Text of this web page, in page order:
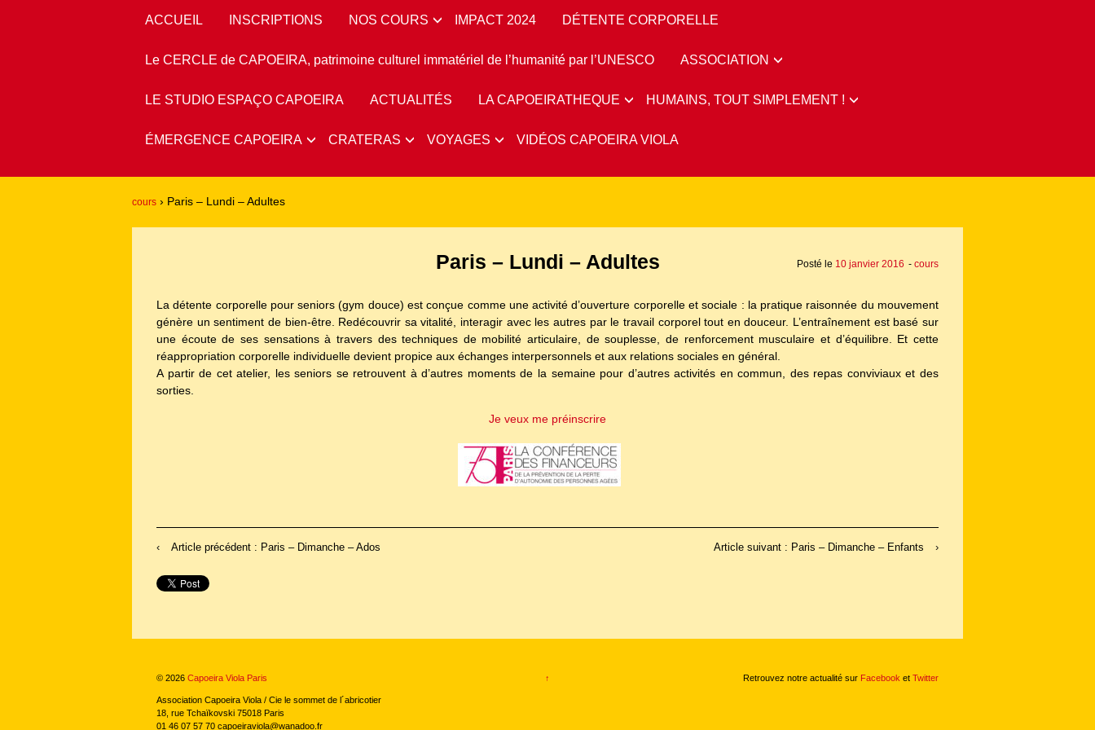
ACCUEIL INSCRIPTIONS NOS COURS IMPACT 2024 DÉTENTE CORPORELLE
Le CERCLE de CAPOEIRA, patrimoine culturel immatériel de l’humanité par l’UNESCO ASSOCIATION
LE STUDIO ESPAÇO CAPOEIRA ACTUALITÉS LA CAPOEIRATHEQUE HUMAINS, TOUT SIMPLEMENT !
ÉMERGENCE CAPOEIRA CRATERAS VOYAGES VIDÉOS CAPOEIRA VIOLA
cours › Paris – Lundi – Adultes
Paris – Lundi – Adultes Posté le 10 janvier 2016 - cours
La détente corporelle pour seniors (gym douce) est conçue comme une activité d’ouverture corporelle et sociale : la pratique raisonnée du mouvement
génère un sentiment de bien-être. Redécouvrir sa vitalité, interagir avec les autres par le travail corporel tout en douceur. L’entraînement est basé sur
une écoute de ses sensations à travers des techniques de mobilité articulaire, de souplesse, de renforcement musculaire et d’équilibre. Et cette
réappropriation corporelle individuelle devient propice aux échanges interpersonnels et aux relations sociales en général.
A partir de cet atelier, les seniors se retrouvent à d’autres moments de la semaine pour d’autres activités en commun, des repas conviviaux et des
sorties.
Je veux me préinscrire
‹ Article précédent : Paris – Dimanche – Ados Article suivant : Paris – Dimanche – Enfants ›
© 2026 Capoeira Viola Paris
Association Capoeira Viola / Cie le sommet de l´abricotier
18, rue Tchaïkovski 75018 Paris
01 46 07 57 70 capoeiraviola@wanadoo.fr
↑ Retrouvez notre actualité sur Facebooket Twitter